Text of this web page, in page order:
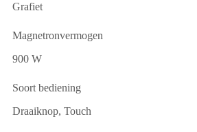
Grafiet
Magnetronvermogen
900 W
Soort bediening
Draaiknop, Touch